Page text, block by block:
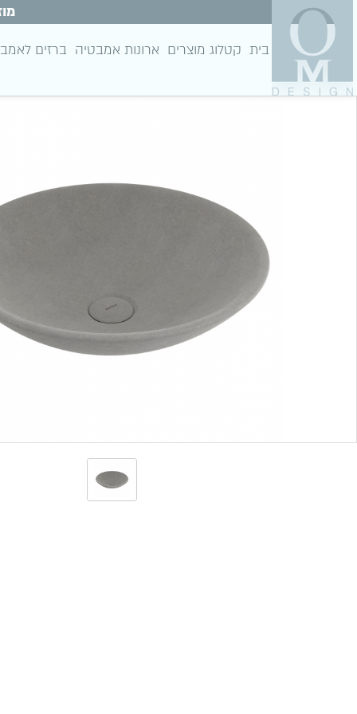
בית קטלוג מוצרים ארונות אמבטיה ברזים